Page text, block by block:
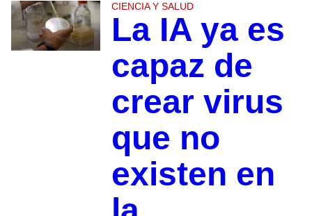
CIENCIA Y SALUD
La IA ya es
capaz de
crear virus
que no
existen en